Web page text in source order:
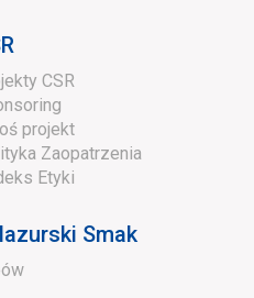
CSR
projekt
Zaopatrzenia
Etyki
Smak